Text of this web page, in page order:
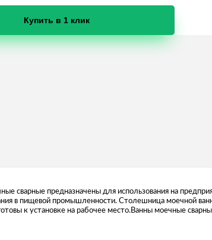
Купить в 1 клик
сварные предназначены для использования на
в пищевой промышленности. Столешница моечной
к установке на рабочее место.Ванны моечные